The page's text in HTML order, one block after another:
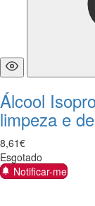
Álcool
limpeza e
8,61€
Esgotado
Notificar-me